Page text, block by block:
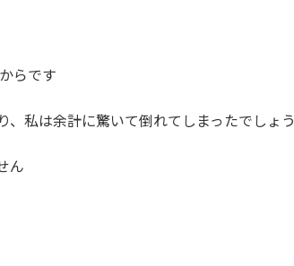
らです
私は余計に驚いて倒れてしまったでしょう
ん